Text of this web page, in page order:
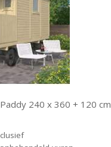
240 x 360 + 120 cm